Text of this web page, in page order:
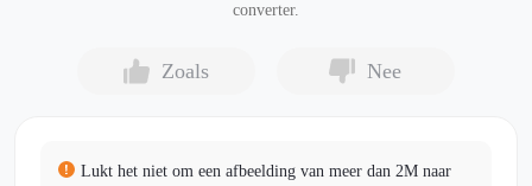
converter.
Zoals Nee
Lukt het niet om een afbeelding van meer dan 2M naar